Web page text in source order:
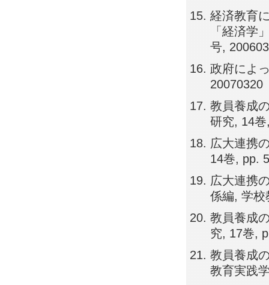
経済教育
「経済学
号,
政府によ
20070320
教員養成
研究, 14
広大連携
14巻, pp.
広大連携
係編, 学校
教員養成
究, 17巻,
教員養成
教育実践